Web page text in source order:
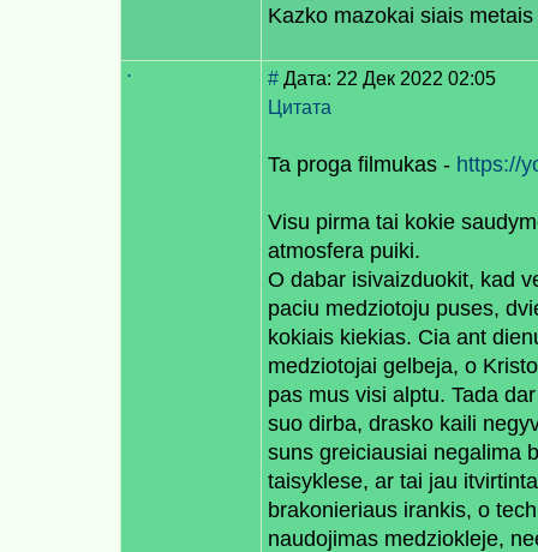
Kazko mazokai siais
. # Дата: 22 Дек 2022 02:05
Цитата
Ta proga filmukas - https://
Visu pirma tai kokie
atmosfera puiki.
O dabar isivaizduokit, kad
paciu medziotoju puses,
kokiais kiekias. Cia ant
medziotojai gelbeja, o
pas mus visi alptu. Tada
suo dirba, drasko kaili
suns greiciausiai negalima
taisyklese, ar tai jau
brakonieriaus irankis, o
naudojimas medziokleje,